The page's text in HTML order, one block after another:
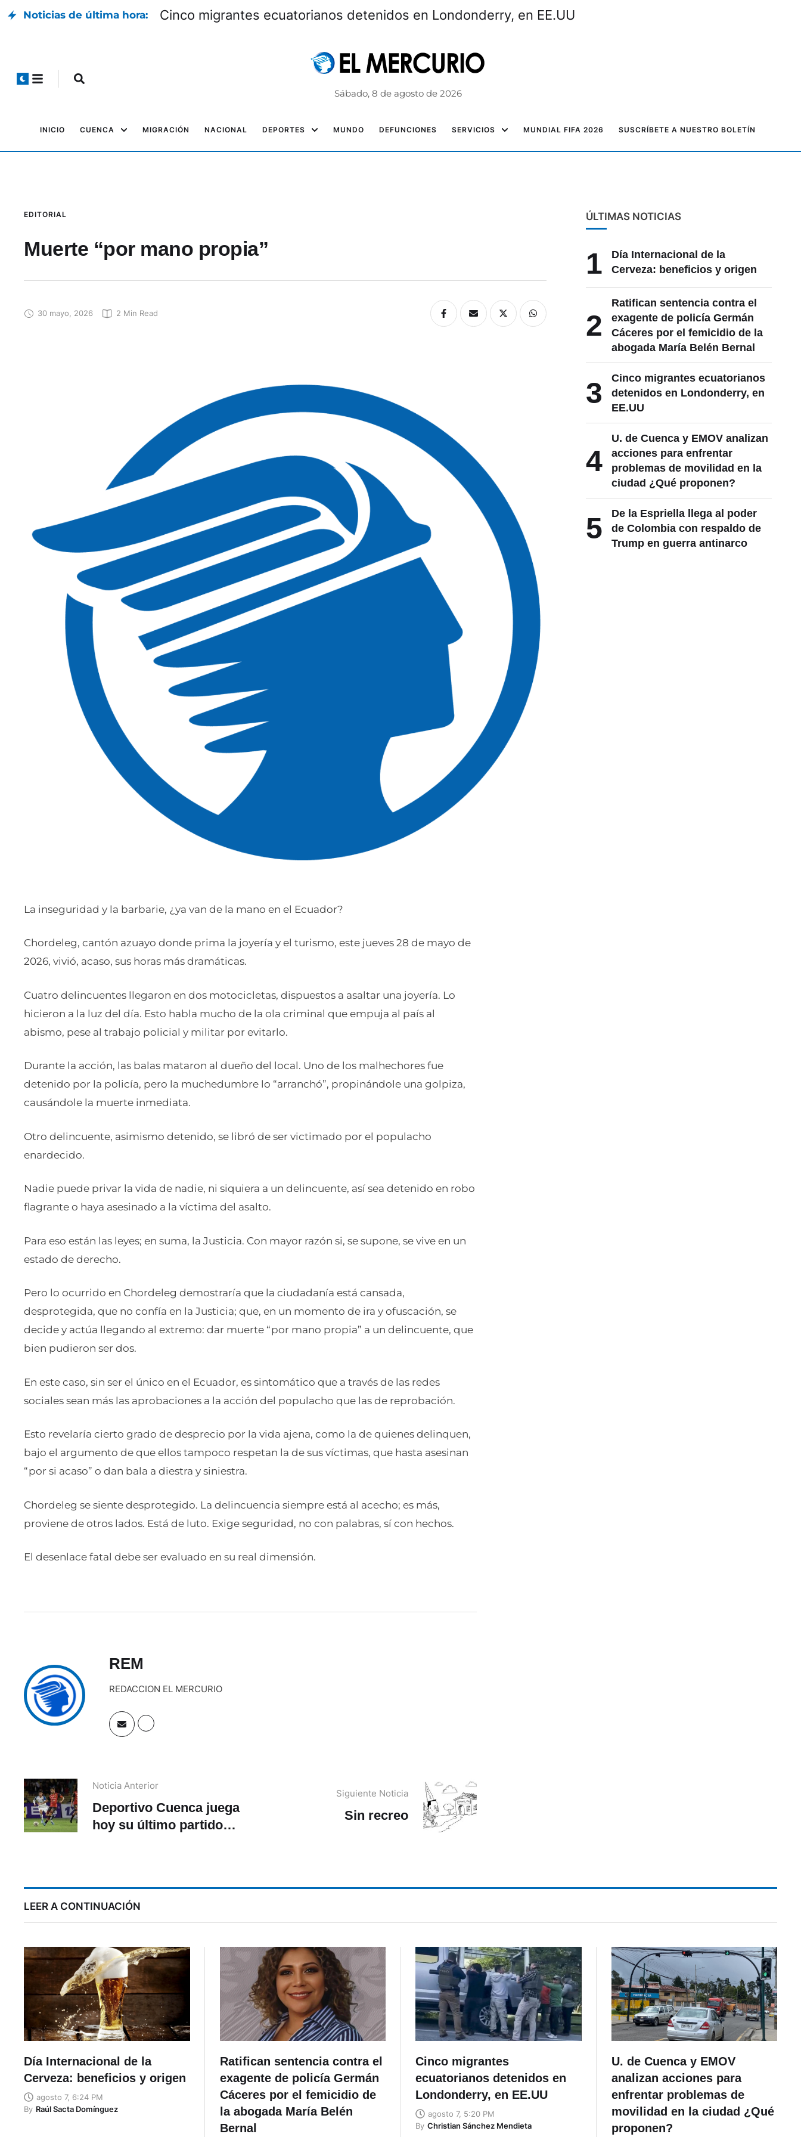
Noticias de última hora: Cinco migrantes ecuatorianos detenidos en Londonderry, en EE.UU
Sábado, 8 de agosto de 2026
INICIO CUENCA MIGRACIÓN NACIONAL DEPORTES MUNDO DEFUNCIONES SERVICIOS MUNDIAL FIFA 2026 SUSCRÍBETE A NUESTRO BOLETÍN
EDITORIAL
Muerte “por mano propia”
30 mayo, 2026 2 Min Read
La inseguridad y la barbarie, ¿ya van de la mano en el Ecuador?
Chordeleg, cantón azuayo donde prima la joyería y el turismo, este jueves 28 de mayo de
2026, vivió, acaso, sus horas más dramáticas.
Cuatro delincuentes llegaron en dos motocicletas, dispuestos a asaltar una joyería. Lo
hicieron a la luz del día. Esto habla mucho de la ola criminal que empuja al país al
abismo, pese al trabajo policial y militar por evitarlo.
Durante la acción, las balas mataron al dueño del local. Uno de los malhechores fue
detenido por la policía, pero la muchedumbre lo “arranchó”, propinándole una golpiza,
causándole la muerte inmediata.
Otro delincuente, asimismo detenido, se libró de ser victimado por el populacho
enardecido.
Nadie puede privar la vida de nadie, ni siquiera a un delincuente, así sea detenido en robo
flagrante o haya asesinado a la víctima del asalto.
Para eso están las leyes; en suma, la Justicia. Con mayor razón si, se supone, se vive en un
estado de derecho.
Pero lo ocurrido en Chordeleg demostraría que la ciudadanía está cansada,
desprotegida, que no confía en la Justicia; que, en un momento de ira y ofuscación, se
decide y actúa llegando al extremo: dar muerte “por mano propia” a un delincuente, que
bien pudieron ser dos.
En este caso, sin ser el único en el Ecuador, es sintomático que a través de las redes
sociales sean más las aprobaciones a la acción del populacho que las de reprobación.
Esto revelaría cierto grado de desprecio por la vida ajena, como la de quienes delinquen,
bajo el argumento de que ellos tampoco respetan la de sus víctimas, que hasta asesinan
“por si acaso” o dan bala a diestra y siniestra.
Chordeleg se siente desprotegido. La delincuencia siempre está al acecho; es más,
proviene de otros lados. Está de luto. Exige seguridad, no con palabras, sí con hechos.
El desenlace fatal debe ser evaluado en su real dimensión.
REM
REDACCION EL MERCURIO
Noticia Anterior
Deportivo Cuenca juega
hoy su último partido
Siguiente Noticia
Sin recreo
ÚLTIMAS NOTICIAS
1
Día Internacional de la
Cerveza: beneficios y origen
2
Ratifican sentencia contra el
exagente de policía Germán
Cáceres por el femicidio de la
abogada María Belén Bernal
3
Cinco migrantes ecuatorianos
detenidos en Londonderry, en
EE.UU
4
U. de Cuenca y EMOV analizan
acciones para enfrentar
problemas de movilidad en la
ciudad ¿Qué proponen?
5
De la Espriella llega al poder
de Colombia con respaldo de
Trump en guerra antinarco
LEER A CONTINUACIÓN
Día Internacional de la
Cerveza: beneficios y origen
agosto 7, 6:24 PM
By Raúl Sacta Domínguez
Ratifican sentencia contra el
exagente de policía Germán
Cáceres por el femicidio de
la abogada María Belén
Bernal
Cinco migrantes
ecuatorianos detenidos en
Londonderry, en EE.UU
agosto 7, 5:20 PM
By Christian Sánchez Mendieta
U. de Cuenca y EMOV
analizan acciones para
enfrentar problemas de
movilidad en la ciudad ¿Qué
proponen?